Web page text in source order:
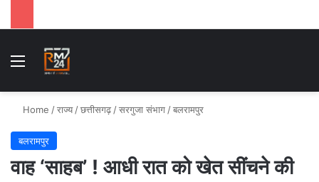
Menu
Home /राज्य /छत्तीसगढ़ /सरगुजा संभाग /बलरामपुर
बलरामपुर
वाह ‘साहब’ ! आधी रात को खेत सींचने की